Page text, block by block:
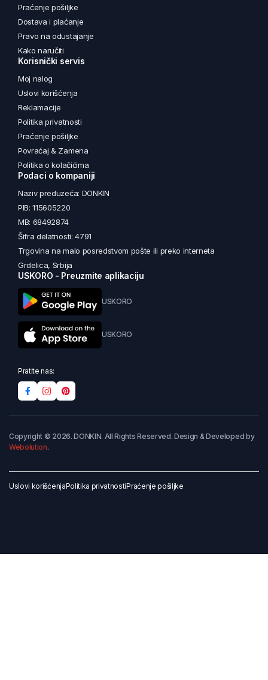
Praćenje pošiljke
Dostava i plaćanje
Pravo na odustajanje
Kako naručiti
Korisnički servis
Moj nalog
Uslovi korišćenja
Reklamacije
Politika privatnosti
Praćenje pošiljke
Povraćaj & Zamena
Politika o kolačićima
Podaci o kompaniji
Naziv preduzeća: DONKIN
PIB: 115605220
MB: 68492874
Šifra delatnosti: 4791
Trgovina na malo posredstvom pošte ili preko interneta
Grdelica, Srbija
USKORO - Preuzmite aplikaciju
USKORO
USKORO
Pratite nas:
Copyright © 2026. DONKIN. All Rights Reserved. Design & Developed by
Webolution.
Uslovi korišćenjaPolitika privatnostiPraćenje pošiljke